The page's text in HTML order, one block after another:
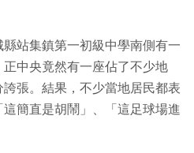
站集鎮第一初級中學南側有一
中央竟然有一座佔了不少地
張。結果，不少當地居民都表
簡直是胡鬧」、「這足球場進